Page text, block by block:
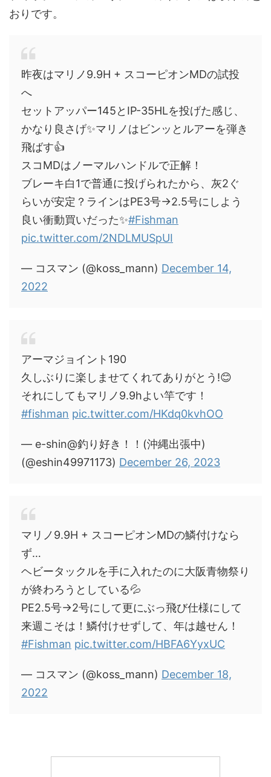
おりです。
昨夜はマリノ9.9H + スコーピオンMDの試投
へ
セットアッパー145とIP-35HLを投げた感じ、
かなり良さげ✨マリノはビンッとルアーを弾き
飛ばす👍
スコMDはノーマルハンドルで正解！
ブレーキ白1で普通に投げられたから、灰2ぐ
らいが安定？ラインはPE3号→2.5号にしよう
良い衝動買いだった✨#Fishman
pic.twitter.com/2NDLMUSpUI
— コスマン (@koss_mann) December 14,
2022
アーマジョイント190
久しぶりに楽しませてくれてありがとう!😊
それにしてもマリノ9.9hよい竿です！
#fishman pic.twitter.com/HKdq0kvhOO
— e-shin@釣り好き！！(沖縄出張中)
(@eshin49971173) December 26, 2023
マリノ9.9H + スコーピオンMDの鱗付けなら
ず…
ヘビータックルを手に入れたのに大阪青物祭り
が終わろうとしている💦
PE2.5号→2号にして更にぶっ飛び仕様にして
来週こそは！鱗付けせずして、年は越せん！
#Fishman pic.twitter.com/HBFA6YyxUC
— コスマン (@koss_mann) December 18,
2022